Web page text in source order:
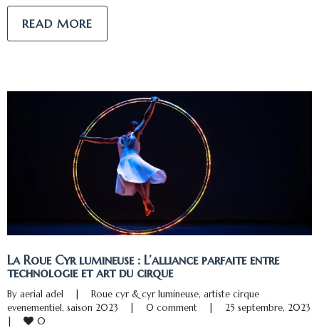
READ MORE
La Roue Cyr lumineuse : L’alliance parfaite entre
technologie et art du cirque
By aerial adel Roue cyr & cyr lumineuse, artiste cirque
evenementiel, saison 2023 0 comment
0